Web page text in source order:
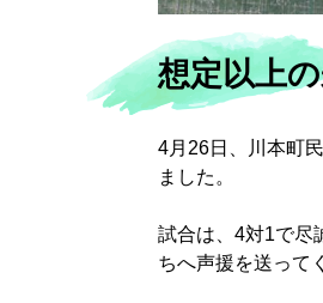
想定以上
4月26日、川本町
ました。
試合は、4対1で尽
ちへ声援を送って